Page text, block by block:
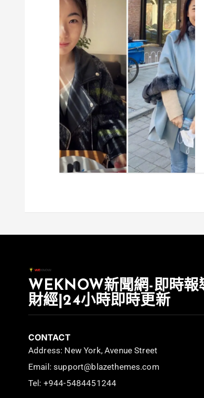
WEKNOW新聞網-即時報
財經|24小時即時更新
CONTACT
Address: New York, Avenue Street
Email: support@blazethemes.com
Tel: +944-5484451244